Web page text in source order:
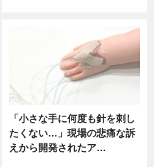
「小さな手に何度も針を刺し
たくない…」現場の悲痛な訴
えから開発されたア…